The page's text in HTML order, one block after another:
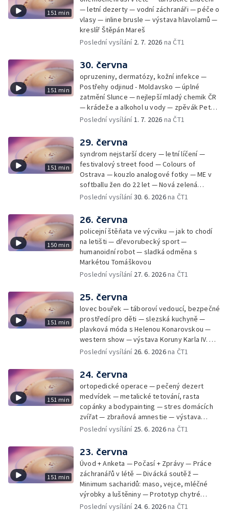
151 min
— letní dezerty — vodní záchranáři — péče o
vlasy — inline brusle — výstava hlavolamů —
kreslíř Štěpán Mareš
Poslední vysílání 2. 7. 2026 na ČT1
151 min
30. června
opruzeniny, dermatózy, kožní infekce —
Postřehy odjinud - Moldavsko — úplné
zatmění Slunce — nejlepší mladý chemik ČR
— krádeže a alkohol u vody — zpěvák Peter
Cmorik
Poslední vysílání1. 7. 2026 na ČT1
151 min
29. června
syndrom nejstarší dcery — letní líčení —
festivalový street food — Colours of
Ostrava — kouzlo analogové fotky — ME v
softballu žen do 22 let — Nová zelená
úsporám — Global Teacher Prize Czech
Poslední vysílání30. 6. 2026na ČT1
150 min
26. června
policejní štěňata ve výcviku — jak to chodí
na letišti — dřevorubecký sport —
humanoidní robot — sladká odměna s
Markétou Tomáškovou
Poslední vysílání 27. 6. 2026na ČT1
151 min
25. června
lovec bouřek — táboroví vedoucí, bezpečné
prostředí pro děti — slezská kuchyně —
plavková móda s Helenou Konarovskou —
western show — výstava Koruny Karla IV. —
mladý lezecký fenomén Josef Šindel
Poslední vysílání 26. 6. 2026na ČT1
151 min
24. června
ortopedické operace — pečený dezert
medvídek — metalické tetování, rasta
copánky a bodypainting — stres domácích
zvířat — zbraňová amnestie — výstava
mikrofotografií rostlin — fenomenální
Poslední vysílání 25. 6. 2026na ČT1
151 min
23. června
Úvod + Anketa — Počasí + Zprávy — Práce
záchranářů v létě — Divácká soutěž —
Minimum sacharidů: maso, vejce, mléčné
výrobky a luštěniny — Prototyp chytré
vložky do bot pro běžce — Anketa +
Poslední vysílání 24. 6. 2026na ČT1